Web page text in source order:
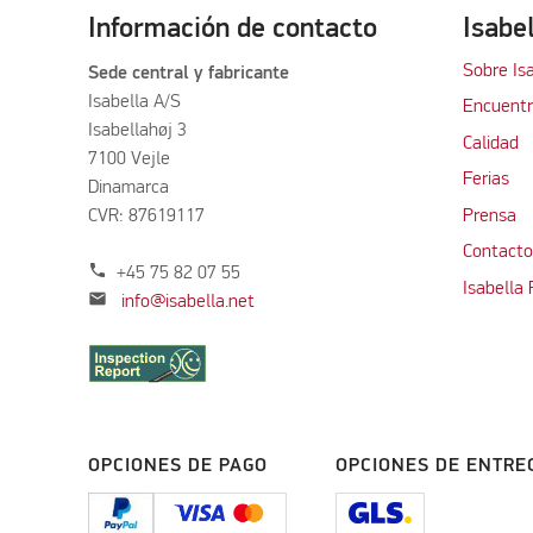
Información de contacto
Sede central y fabricante
Isabella A/S
Isabellahøj 3
7100 Vejle
Dinamarca
CVR: 87619117
phone +45 75 82 07 55
mail info@isabella.net
Sobre
Calidad
Ferias
Prensa
Contacto
Isabella
OPCIONES DE PAGO OPCIONES DE